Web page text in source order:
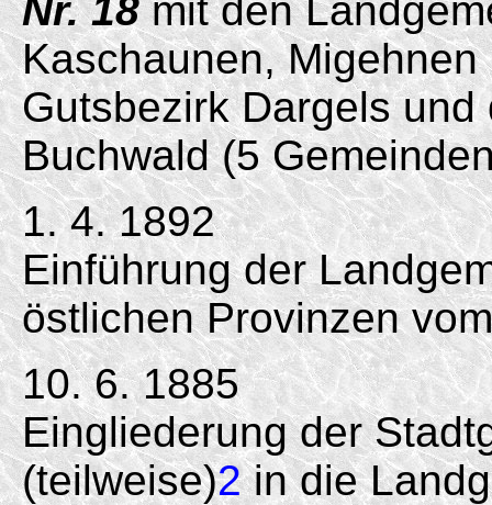
Nr. 18mit den
Kaschaunen,
Gutsbezirk Dargels
Buchwald (5
1. 4. 1892
Einführung der
östlichen Provinzen
10. 6. 1885
Eingliederung der
(teilweise)2in die